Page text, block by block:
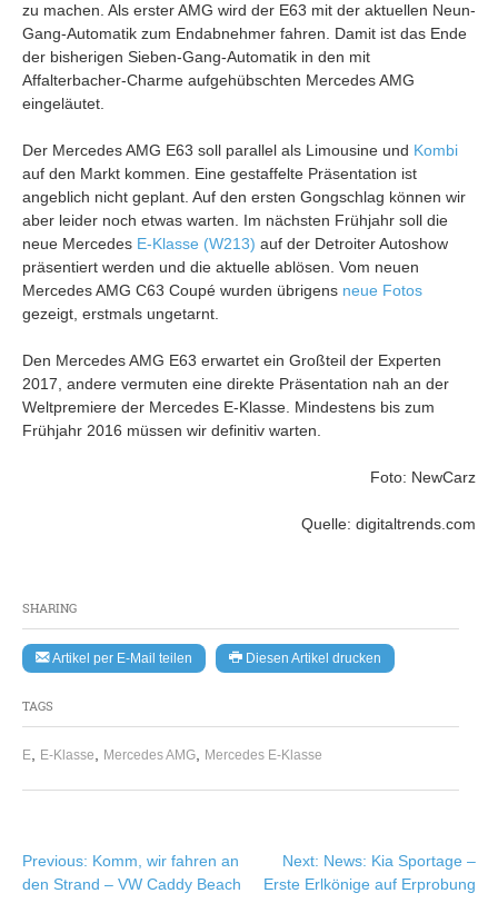
SHARING
Artikel per E-Mail teilen Diesen Artikel drucken
TAGS
E E-Klasse Mercedes AMG Mercedes E-Klasse
zu machen. Als erster AMG wird der E63 mit der aktuellen Neun-
Gang-Automatik zum Endabnehmer fahren. Damit ist das Ende
der bisherigen Sieben-Gang-Automatik in den mit
Affalterbacher-Charme aufgehübschten Mercedes AMG
eingeläutet.
Der Mercedes AMG E63 soll parallel als Limousine und Kombi
auf den Markt kommen. Eine gestaffelte Präsentation ist
angeblich nicht geplant. Auf den ersten Gongschlag können wir
aber leider noch etwas warten. Im nächsten Frühjahr soll die
neue Mercedes E-Klasse (W213) auf der Detroiter Autoshow
präsentiert werden und die aktuelle ablösen. Vom neuen
Mercedes AMG C63 Coupé wurden übrigens neue Fotos
gezeigt, erstmals ungetarnt.
Den Mercedes AMG E63 erwartet ein Großteil der Experten
2017, andere vermuten eine direkte Präsentation nah an der
Weltpremiere der Mercedes E-Klasse. Mindestens bis zum
Frühjahr 2016 müssen wir definitiv warten.
Foto: NewCarz
Quelle: digitaltrends.com
Beitragsnavigation
Previous: Komm, wir fahren an
den Strand – VW Caddy Beach
Next: News: Kia Sportage –
Erste Erlkönige auf Erprobung